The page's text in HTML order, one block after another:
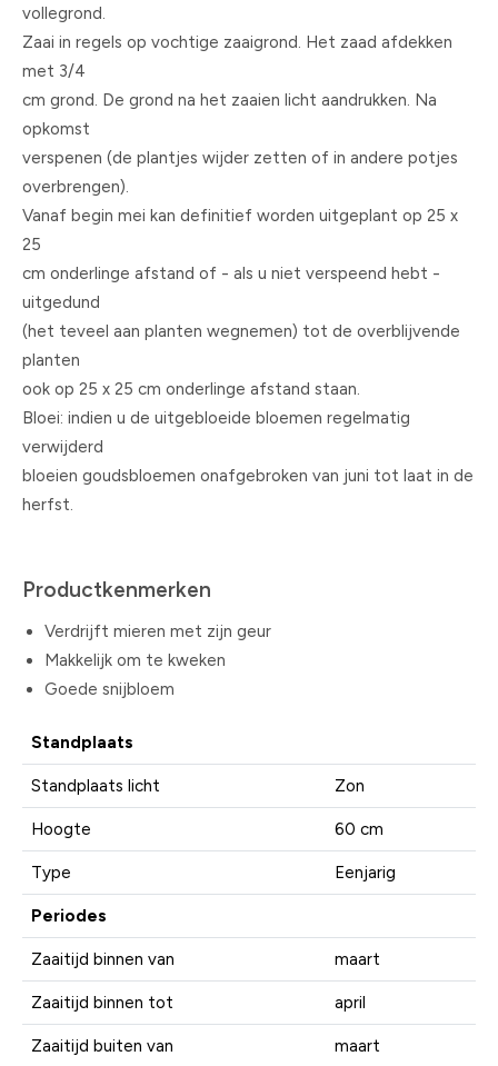
vollegrond.
Zaai in regels op vochtige zaaigrond. Het zaad afdekken
met 3/4
cm grond. De grond na het zaaien licht aandrukken. Na
opkomst
verspenen (de plantjes wijder zetten of in andere potjes
overbrengen).
Vanaf begin mei kan definitief worden uitgeplant op 25 x
25
cm onderlinge afstand of - als u niet verspeend hebt -
uitgedund
(het teveel aan planten wegnemen) tot de overblijvende
planten
ook op 25 x 25 cm onderlinge afstand staan.
Bloei: indien u de uitgebloeide bloemen regelmatig
verwijderd
bloeien goudsbloemen onafgebroken van juni tot laat in de
herfst.
Productkenmerken
Verdrijft mieren met zijn geur
Makkelijk om te kweken
Goede snijbloem
Standplaats
Standplaats licht Zon
Hoogte 60 cm
Type Eenjarig
Periodes
Zaaitijd binnen van maart
Zaaitijd binnen tot april
Zaaitijd buiten van maart